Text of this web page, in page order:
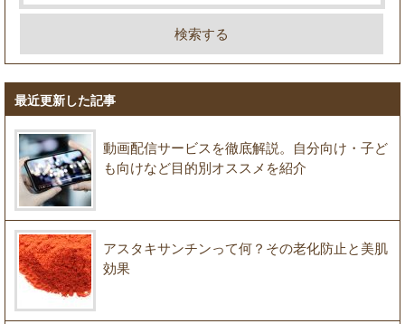
最近更新した記事
動画配信サービスを徹底解説。自分向け・子ど
も向けなど目的別オススメを紹介
アスタキサンチンって何？その老化防止と美肌
効果